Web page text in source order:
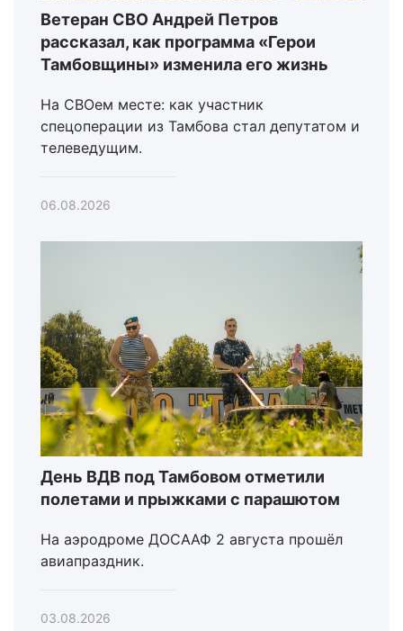
Ветеран СВО Андрей Петров
рассказал, как программа «Герои
Тамбовщины» изменила его жизнь
На СВОем месте: как участник
спецоперации из Тамбова стал депутатом и
телеведущим.
06.08.2026
День ВДВ под Тамбовом отметили
полетами и прыжками с парашютом
На аэродроме ДОСААФ 2 августа прошёл
авиапраздник.
03.08.2026